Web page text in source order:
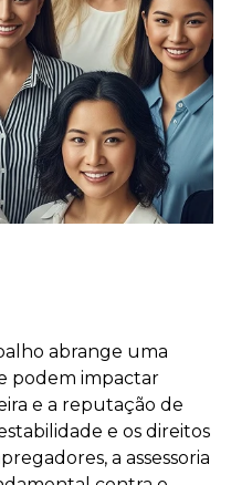
abrange uma
podem impactar
e a reputação de
e os direitos
a assessoria